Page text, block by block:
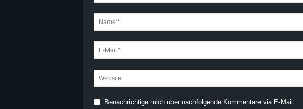
Benachrichtige mich über nachfolgende Kommentare via E-Mail.